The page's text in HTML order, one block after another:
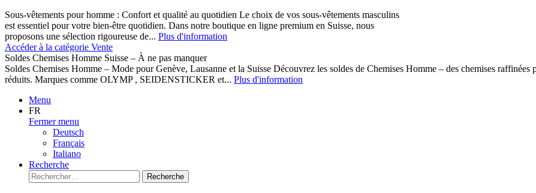
Sous-vêtements pour homme : Confort et qualité au quotidien Le choix de vos sous-vêtements masculins
est essentiel pour votre bien-être quotidien. Dans notre boutique en ligne premium en Suisse, nous
proposons une sélection rigoureuse de... Plus d'information
Accéder à la catégorie Vente
Soldes Chemises Homme Suisse – À ne pas manquer
Soldes Chemises Homme – Mode pour Genève, Lausanne et la Suisse Découvrez les soldes de Chemises Homme – des chemises
réduits. Marques comme OLYMP , SEIDENSTICKER et... Plus d'information
Menu
FR
Fermer menu
Deutsch
Français
Italiano
Recherche
Recherche